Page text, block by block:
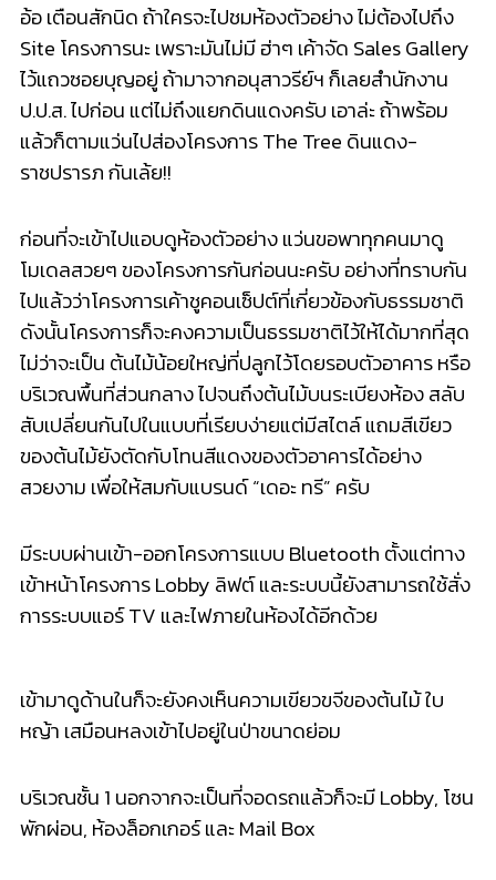
อ้อ เตือนสักนิด ถ้าใครจะไปชมห้องตัวอย่าง ไม่ต้องไปถึง
Site โครงการนะ เพราะมันไม่มี ฮ่าๆ เค้าจัด Sales Gallery
ไว้แถวซอยบุญอยู่ ถ้ามาจากอนุสาวรีย์ฯ ก็เลยสำนักงาน
ป.ป.ส. ไปก่อน แต่ไม่ถึงแยกดินแดงครับ เอาล่ะ ถ้าพร้อม
แล้วก็ตามแว่นไปส่องโครงการ The Tree ดินแดง-
ราชปรารภ กันเล้ย!!
ก่อนที่จะเข้าไปแอบดูห้องตัวอย่าง แว่นขอพาทุกคนมาดู
โมเดลสวยๆ ของโครงการกันก่อนนะครับ อย่างที่ทราบกัน
ไปแล้วว่าโครงการเค้าชูคอนเซ็ปต์ที่เกี่ยวข้องกับธรรมชาติ
ดังนั้นโครงการก็จะคงความเป็นธรรมชาติไว้ให้ได้มากที่สุด
ไม่ว่าจะเป็น ต้นไม้น้อยใหญ่ที่ปลูกไว้โดยรอบตัวอาคาร หรือ
บริเวณพื้นที่ส่วนกลาง ไปจนถึงต้นไม้บนระเบียงห้อง สลับ
สับเปลี่ยนกันไปในแบบที่เรียบง่ายแต่มีสไตล์ แถมสีเขียว
ของต้นไม้ยังตัดกับโทนสีแดงของตัวอาคารได้อย่าง
สวยงาม เพื่อให้สมกับแบรนด์ “เดอะ ทรี” ครับ
มีระบบผ่านเข้า-ออกโครงการแบบ Bluetooth ตั้งแต่ทาง
เข้าหน้าโครงการ Lobby ลิฟต์ และระบบนี้ยังสามารถใช้สั่ง
การระบบแอร์ TV และไฟภายในห้องได้อีกด้วย
เข้ามาดูด้านในก็จะยังคงเห็นความเขียวขจีของต้นไม้ ใบ
หญ้า เสมือนหลงเข้าไปอยู่ในป่าขนาดย่อม
บริเวณชั้น 1 นอกจากจะเป็นที่จอดรถแล้วก็จะมี Lobby, โซน
พักผ่อน, ห้องล็อกเกอร์ และ Mail Box